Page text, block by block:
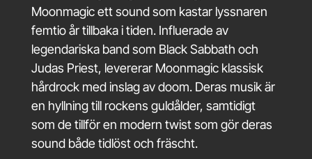
Moonmagic ett sound som kastar lyssnaren
femtio år tillbaka i tiden. Influerade av
legendariska band som Black Sabbath och
Judas Priest, levererar Moonmagic klassisk
hårdrock med inslag av doom. Deras musik är
en hyllning till rockens guldålder, samtidigt
som de tillför en modern twist som gör deras
sound både tidlöst och fräscht.